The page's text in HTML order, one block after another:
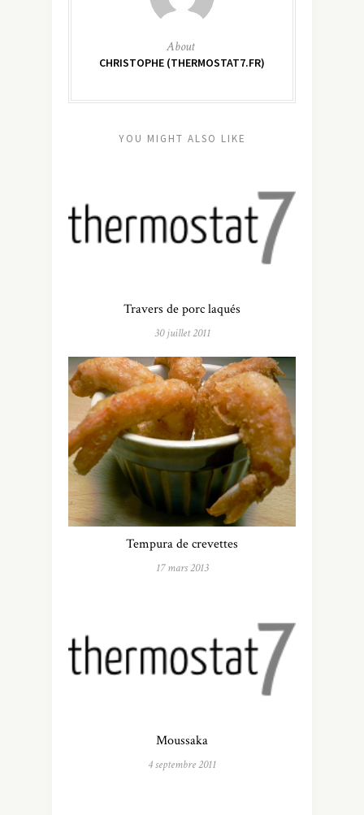
About
CHRISTOPHE (THERMOSTAT7.FR)
YOU MIGHT ALSO LIKE
Travers de porc laqués
30 juillet 2011
Tempura de crevettes
17 mars 2013
Moussaka
4 septembre 2011